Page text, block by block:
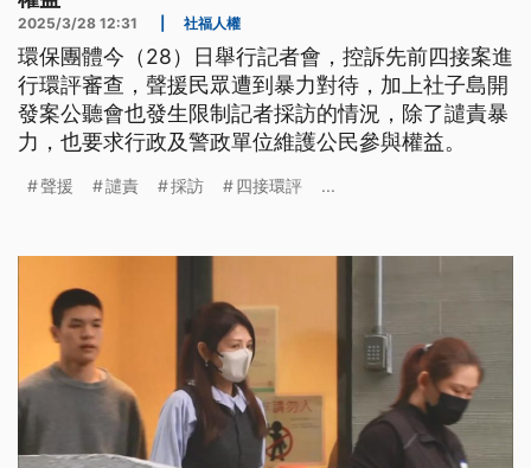
2025/3/28 12:31 社福人權
環保團體今（28）日舉行記者會，控訴先前四接案進
行環評審查，聲援民眾遭到暴力對待，加上社子島開
發案公聽會也發生限制記者採訪的情況，除了譴責暴
力，也要求行政及警政單位維護公民參與權益。
聲援 譴責 採訪 四接環評 ...